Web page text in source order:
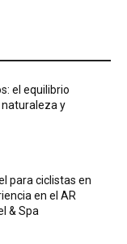
el equilibrio
y
para ciclistas en
en el AR
& Spa